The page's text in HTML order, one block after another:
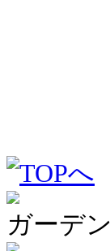
ガーデ